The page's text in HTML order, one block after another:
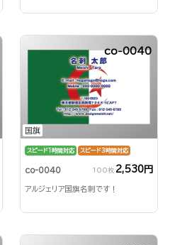
国旗
co-0040
スピード1時間対応 スピード3時間対応
co-0040 100枚 2,530円
アルジェリア国旗名刺です！